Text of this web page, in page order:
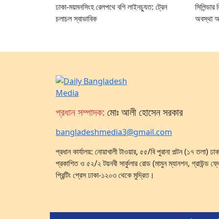
ঢাকা-ময়মনসিংহ রেলপথে বগি লাইনচ্যুত: ট্রেন
চলাচল স্বাভাবিক
অবস্থা
প্রধান সম্পাদক: মোঃ আলী হোসেন সরকার
bangladeshmedia3@gmail.com
প্রধান কার্যালয়: নোয়াখালী টাওয়ার, ৫৫/বি পুরানা পল্টন (১৭ তলা)
প্রকাশিত ও ৫২/২ টয়নবী সার্কুলার রোড (মামুন ম্যানশন, গ্রাউন্ড
প্রিন্টিং প্রেস ঢাকা-১২০৩ থেকে মুদ্রিত।